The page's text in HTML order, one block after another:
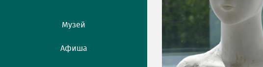
Музей
Афиша